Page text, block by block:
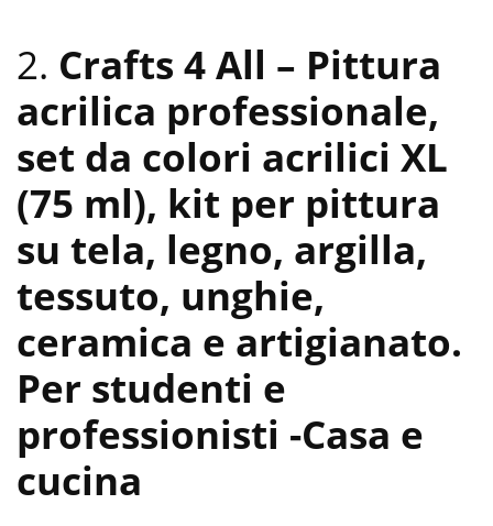
2. Crafts 4 All – Pittura
acrilica professionale,
set da colori acrilici XL
(75 ml), kit per pittura
su tela, legno, argilla,
tessuto, unghie,
ceramica e artigianato.
Per studenti e
professionisti -Casa e
cucina